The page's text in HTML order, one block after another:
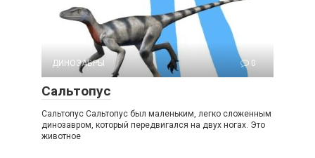
ДИНОЗАВРЫ 0
Сальтопус
Сальтопус Сальтопус был маленьким, легко сложенным
динозавром, который передвигался на двух ногах. Это
животное